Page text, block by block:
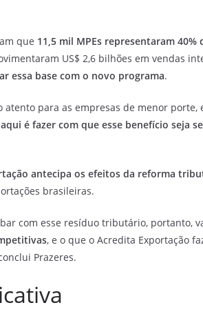
que 11,5 mil MPEs representaram
US$ 2,6 bilhões em vendas
essa base com o novo programa.
atento para as empresas de menor
é fazer com que esse benefício seja
antecipa os efeitos da reforma
brasileiras.
com esse resíduo tributário, portanto,
, e o que o Acredita Exportação
Prazeres.